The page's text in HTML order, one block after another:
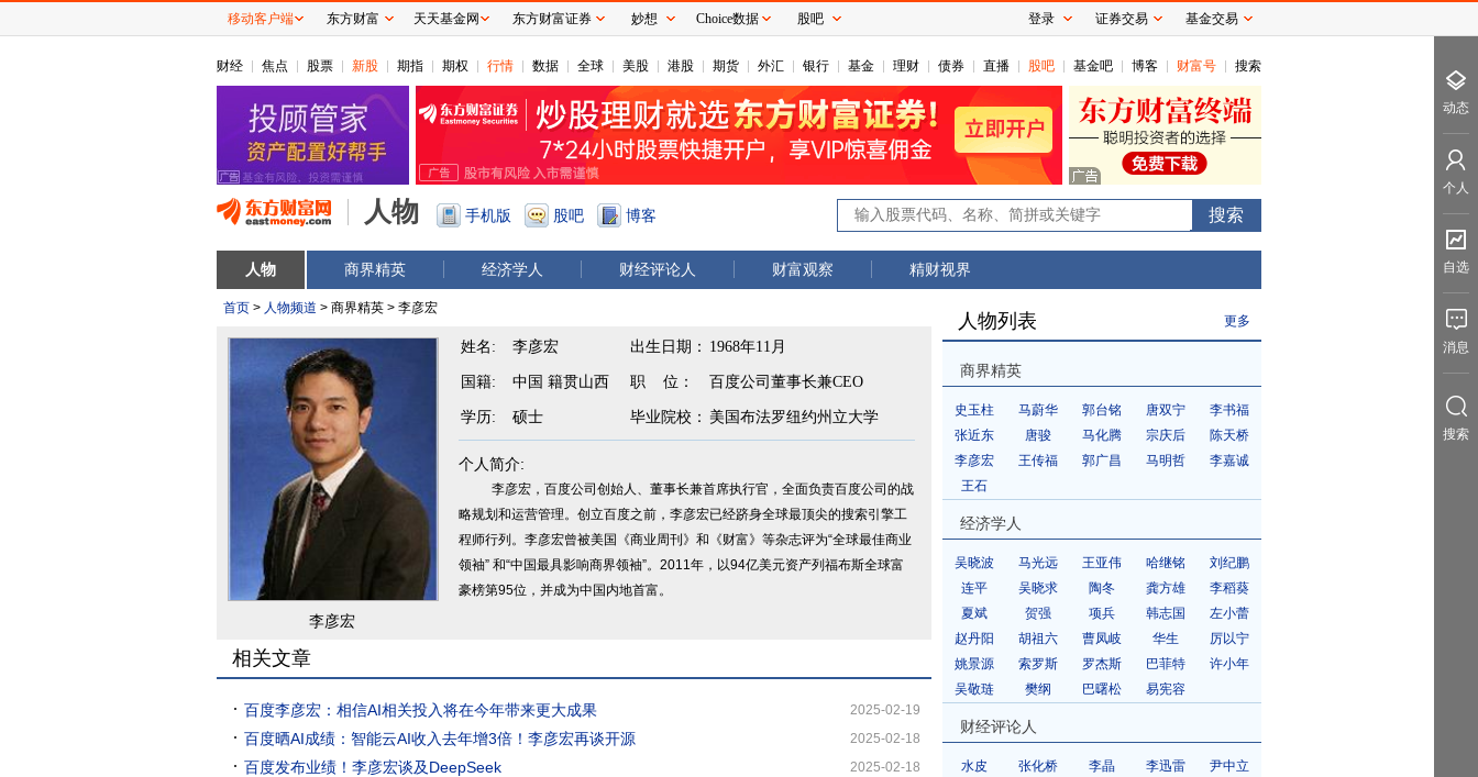
财经 焦点 股票 新股 期指 期权 行情 数据 全球 美股 港股 期货 外汇 银行 基金 理财 债券 直播 股吧 基金吧 博客 财富号 搜索
人物 手机版 股吧 博客
人物 商界精英 经济学人 财经评论人 财富观察 精财视界
首页 > 人物频道 > 商界精英 > 李彦宏
李彦宏
姓名: 李彦宏 出生日期： 1968年11月
国籍: 中国 籍贯山西 职 位： 百度公司董事长兼CEO
学历: 硕士 毕业院校： 美国布法罗纽约州立大学
个人简介:
李彦宏，百度公司创始人、董事长兼首席执行官，全面负责百度公司的战
略规划和运营管理。创立百度之前，李彦宏已经跻身全球最顶尖的搜索引擎工
程师行列。李彦宏曾被美国《商业周刊》和《财富》等杂志评为“全球最佳商业
领袖” 和“中国最具影响商界领袖”。2011年，以94亿美元资产列福布斯全球富
豪榜第95位，并成为中国内地首富。
相关文章
2025-02-19
百度李彦宏：相信AI相关投入将在今年带来更大成果
2025-02-18
百度晒AI成绩：智能云AI收入去年增3倍！李彦宏再谈开源
2025-02-18
百度发布业绩！李彦宏谈及DeepSeek
人物列表 更多
商界精英
史玉柱 马蔚华 郭台铭 唐双宁
李书福
张近东
唐骏 马化腾 宗庆后
陈天桥
李彦宏
王传福 郭广昌 马明哲
李嘉诚
王石
经济学人
吴晓波 马光远 王亚伟 哈继铭
刘纪鹏
连平
吴晓求 陶冬 龚方雄
李稻葵
夏斌
贺强 项兵 韩志国
左小蕾
赵丹阳
胡祖六 曹凤岐 华生
厉以宁
姚景源
索罗斯 罗杰斯 巴菲特
许小年
吴敬琏
樊纲 巴曙松 易宪容
财经评论人
水皮 张化桥 李晶 李迅雷
尹中立
移动客户端 东方财富 天天基金网 东方财富证券 妙想 Choice数据 股吧 登录 证券交易 基金交易
动态
个人
自选
消息
搜索